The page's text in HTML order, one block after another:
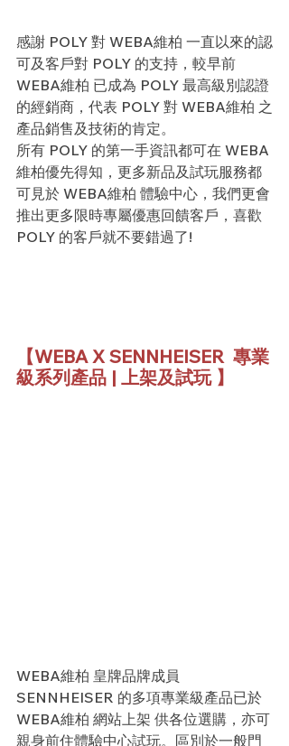
感謝 POLY 對 WEBA維柏 一直以來的認
可及客戶對 POLY 的支持，較早前
WEBA維柏 已成為 POLY 最高級別認證
的經銷商，代表 POLY 對 WEBA維柏 之
產品銷售及技術的肯定。
所有 POLY 的第一手資訊都可在 WEBA
維柏優先得知，更多新品及試玩服務都
可見於 WEBA維柏 體驗中心，我們更會
推出更多限時專屬優惠回饋客戶，喜歡
POLY 的客戶就不要錯過了!
【WEBA X SENNHEISER  專業
級系列產品 | 上架及試玩 】
WEBA維柏 皇牌品牌成員
SENNHEISER 的多項專業級產品已於
WEBA維柏 網站上架 供各位選購，亦可
親身前住體驗中心試玩。區別於一般門